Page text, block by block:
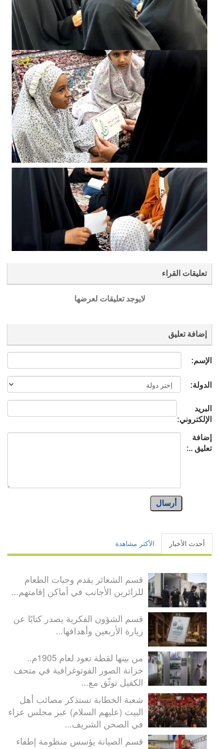
تعليقات القراء
لايوجد تعليقات لعرضها
إضافة تعليق
الإسم:
الدولة:
البريد
الإلكتروني:
إضافة
تعليق ..:
أرسال
أحدث الأخبار الأكثر مشاهدة
قسم الشعائر يقدم وجبات الطعام
للزائرين الأجانب في أماكن إقامتهم...
قسم الشؤون الفكرية يصدر كتابًا عن
زيارة الأربعين وأهدافها...
من بينها لقطة تعود لعام 1905م..
خزانة الصور الفوتوغرافية في متحف
الكفيل توثّق مع...
شعبة الخطابة تستذكر مصائب أهل
البيت (عليهم السلام) عبر مجلس عزاء
في الصحن الشريف...
قسم الصيانة يؤسس منظومة إطفاء